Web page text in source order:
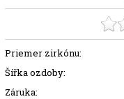
Priemer zirkónu:
Šířka ozdoby:
Záruka: